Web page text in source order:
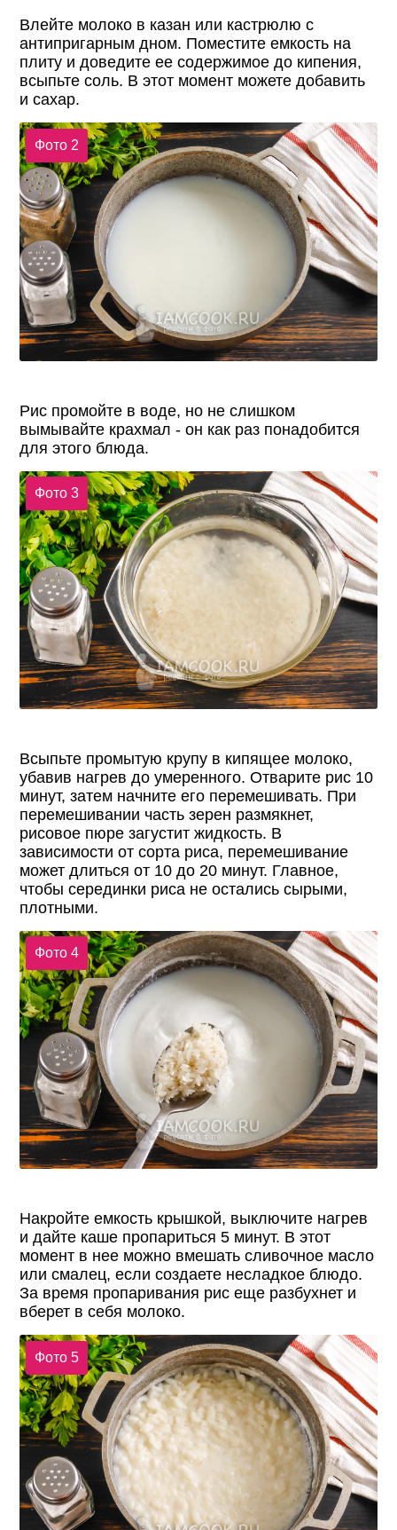
Влейте молоко в казан или кастрюлю с
антипригарным дном. Поместите емкость на
плиту и доведите ее содержимое до кипения,
всыпьте соль. В этот момент можете добавить
и сахар.
Фото 2
Рис промойте в воде, но не слишком
вымывайте крахмал - он как раз понадобится
для этого блюда.
Фото 3
Всыпьте промытую крупу в кипящее молоко,
убавив нагрев до умеренного. Отварите рис 10
минут, затем начните его перемешивать. При
перемешивании часть зерен размякнет,
рисовое пюре загустит жидкость. В
зависимости от сорта риса, перемешивание
может длиться от 10 до 20 минут. Главное,
чтобы серединки риса не остались сырыми,
плотными.
Фото 4
Накройте емкость крышкой, выключите нагрев
и дайте каше пропариться 5 минут. В этот
момент в нее можно вмешать сливочное масло
или смалец, если создаете несладкое блюдо.
За время пропаривания рис еще разбухнет и
вберет в себя молоко.
Фото 5